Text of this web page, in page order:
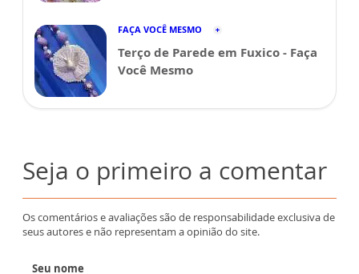
FAÇA VOCÊ MESMO
Terço de Parede em Fuxico - Faça
Você Mesmo
Seja o primeiro a comentar
Os comentários e avaliações são de responsabilidade exclusiva de
seus autores e não representam a opinião do site.
Seu nome